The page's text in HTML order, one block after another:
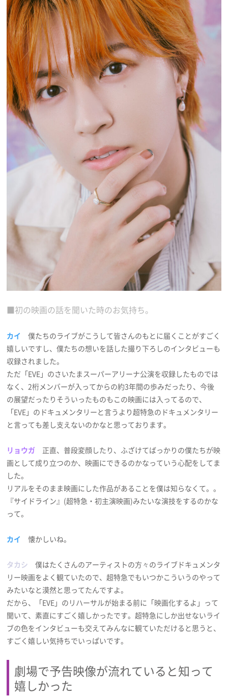
■初の映画の話を聞いた時のお気持ち。
カイ
僕たちのライブがこうして皆さんのもとに届くことがすごく
嬉しいですし、僕たちの想いを話した撮り下ろしのインタビューも
収録されました。
ただ「EVE」のさいたまスーパーアリーナ公演を収録したものでは
なく、2桁メンバーが入ってからの約3年間の歩みだったり、今後
の展望だったりそういったものもこの映画には入ってるので、
「EVE」のドキュメンタリーと言うより超特急のドキュメンタリー
と言っても差し支えないのかなと思っております。
リョウガ 正直、普段変顔したり、ふざけてばっかりの僕たちが映
画として成り立つのか、映画にできるのかなっていう心配をしてま
した。
リアルをそのまま映画にした作品があることを僕は知らなくて。。
『サイドライン』(超特急・初主演映画)みたいな演技をするのかな
って。
カイ 懐かしいね。
タカシ 僕はたくさんのアーティストの方々のライブドキュメンタ
リー映画をよく観ていたので、超特急でもいつかこういうのやって
みたいなと漠然と思ってたんですよ。
だから、「EVE」のリハーサルが始まる前に「映画化するよ」って
聞いて、素直にすごく嬉しかったです。超特急にしか出せないライ
ブの色をインタビューも交えてみんなに観ていただけると思うと、
すごく嬉しい気持ちでいっぱいです。
劇場で予告映像が流れていると知って
嬉しかった